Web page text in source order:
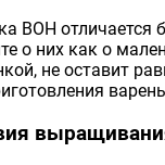
ВОН отличается
о них как о
не оставит